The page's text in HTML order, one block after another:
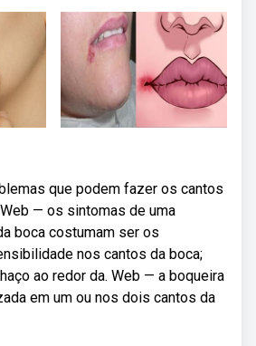
que podem fazer os cantos
— os sintomas de uma
boca costumam ser os
nos cantos da boca;
ao redor da. Web — a boqueira
em um ou nos dois cantos da